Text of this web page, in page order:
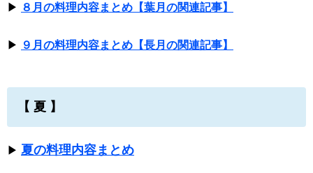
▶ ８月の料理内容まとめ【葉月の関連記事】
▶ ９月の料理内容まとめ【長月の関連記事】
【 夏 】
▶ 夏の料理内容まとめ